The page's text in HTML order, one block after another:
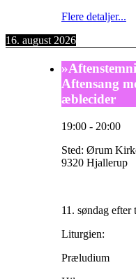
Flere detaljer...
16. august 2026
Aftensang
æblecider
19:00 - 20:00
Sted: Ørum
9320 Hjallerup
11. søndag efter
Liturgien:
Præludium